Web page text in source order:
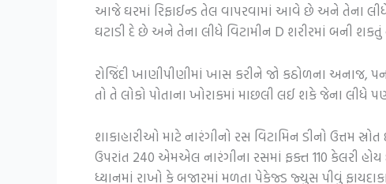
આજે ઘરમાં રિફાઈન્ડ તેલ વાપરવામાં આવે છે અને તેના લીધે
ઘટાડી દે છે અને તેના લીધે વિટામીન D શરીરમાં બની શકતું
રોજિંદી ખાણીપીણીમાં ખાસ કરીને જો કઠોળના અનાજ,
તો તે લોકો પોતાના ખોરાકમાં માછલી લઈ શકે જેના લીધે
શાકાહારીઓ માટે નારંગીનો રસ વિટામિન ડીનો ઉત્તમ
ઉપરાંત 240 એમએલ નારંગીના રસમાં ફક્ત 110 કેલરી હોય
ધ્યાનમાં રાખો કે બજારમાં મળતા પેકેજ્ડ જ્યુસ પીવું